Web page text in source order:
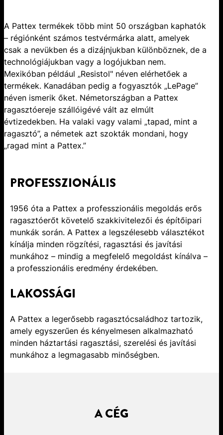
A Pattex termékek több mint 50 országban kaphatók
– régiónként számos testvérmárka alatt, amelyek
csak a nevükben és a dizájnjukban különböznek, de a
technológiájukban vagy a logójukban nem.
Mexikóban például „Resistol" néven elérhetőek a
termékek. Kanadában pedig a fogyasztók „LePage”
néven ismerik őket. Németországban a Pattex
ragasztóereje szállóigévé vált az elmúlt
évtizedekben. Ha valaki vagy valami „tapad, mint a
ragasztó”, a németek azt szokták mondani, hogy
„ragad mint a Pattex.”
PROFESSZIONÁLIS
1956 óta a Pattex a professzionális megoldás erős
ragasztóerőt követelő szakkivitelezői és építőipari
munkák során. A Pattex a legszélesebb választékot
kínálja minden rögzítési, ragasztási és javítási
munkához – mindig a megfelelő megoldást kínálva –
a professzionális eredmény érdekében.
LAKOSSÁGI
A Pattex a legerősebb ragasztócsaládhoz tartozik,
amely egyszerűen és kényelmesen alkalmazható
minden háztartási ragasztási, szerelési és javítási
munkához a legmagasabb minőségben.
A CÉG